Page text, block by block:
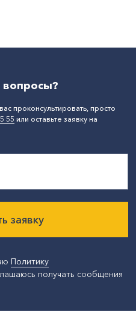
Идеал
вопросы?
проконсультировать, просто
55 или оставьте заявку на
заявку
Политику
получать сообщения